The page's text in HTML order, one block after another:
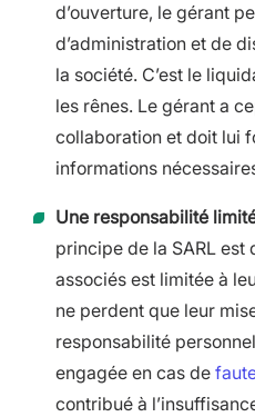
d’ouverture, le gérant
d’administration et de
la société. C’est le
les rênes. Le gérant a
collaboration et doit lui
informations
Une responsabilité
principe de la SARL est
associés est limitée à
ne perdent que leur
responsabilité
engagée en cas de
contribué à